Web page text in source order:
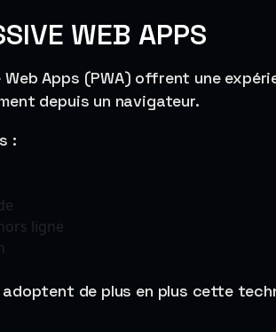
WEB APPS
Web Apps (PWA) offrent une
depuis un navigateur.
:
ligne
de plus en plus cette